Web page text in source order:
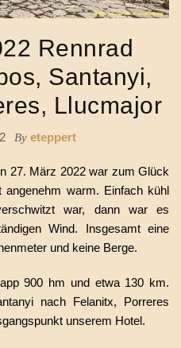
Rennrad
Santanyi,
Llucmajor
By eteppert
27. März 2022 war zum Glück
warm. Einfach kühl
war, dann war es
Wind. Insgesamt eine
und keine Berge.
900 hm und etwa 130 km.
nach Felanitx, Porreres
unserem Hotel.